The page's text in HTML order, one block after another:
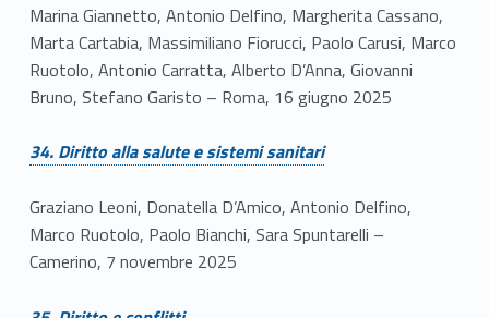
Marina Giannetto, Antonio Delfino, Margherita Cassano,
Marta Cartabia, Massimiliano Fiorucci, Paolo Carusi, Marco
Ruotolo, Antonio Carratta, Alberto D’Anna, Giovanni
Bruno, Stefano Garisto – Roma, 16 giugno 2025
Link identifier #identifier__52707-36
34. Diritto alla salute e sistemi sanitari
Graziano Leoni, Donatella D’Amico, Antonio Delfino,
Marco Ruotolo, Paolo Bianchi, Sara Spuntarelli –
Camerino, 7 novembre 2025
Link identifier #identifier__121394-37